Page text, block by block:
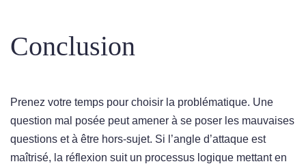
Conclusion
Prenez votre temps pour choisir la problématique. Une
question mal posée peut amener à se poser les mauvaises
questions et à être hors-sujet. Si l’angle d’attaque est
maîtrisé, la réflexion suit un processus logique mettant en